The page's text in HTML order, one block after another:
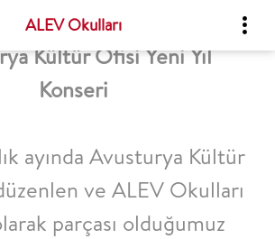
ALEV Okulları
Kültür Ofisi Yeni Yıl
Konseri
ayında Avusturya Kültür
ve ALEV Okulları
parçası olduğumuz